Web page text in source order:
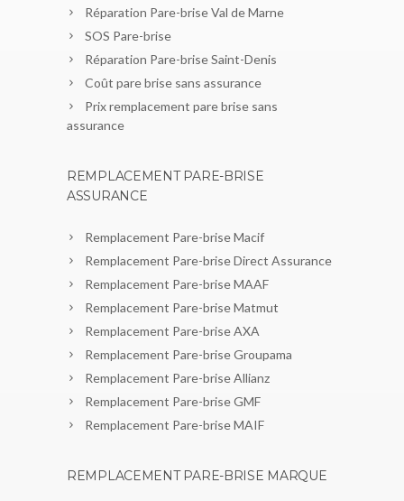
Réparation Pare-brise Val de Marne
SOS Pare-brise
Réparation Pare-brise Saint-Denis
Coût pare brise sans assurance
Prix remplacement pare brise sans
assurance
REMPLACEMENT PARE-BRISE
ASSURANCE
Remplacement Pare-brise Macif
Remplacement Pare-brise Direct Assurance
Remplacement Pare-brise MAAF
Remplacement Pare-brise Matmut
Remplacement Pare-brise AXA
Remplacement Pare-brise Groupama
Remplacement Pare-brise Allianz
Remplacement Pare-brise GMF
Remplacement Pare-brise MAIF
REMPLACEMENT PARE-BRISE MARQUE